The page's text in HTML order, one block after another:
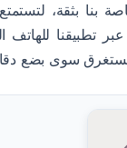
بنا بثقة،
يستغرق سوى بضع